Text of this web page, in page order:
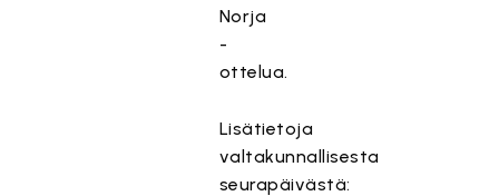
Norja
-
ottelua.
Lisätietoja
valtakunnallisesta
seurapäivästä: